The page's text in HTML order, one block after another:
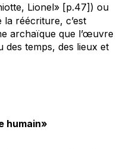
Lionel» [p.47]) ou
la réécriture, c’est
archaïque que l’œuvre
des temps, des lieux et
humain»